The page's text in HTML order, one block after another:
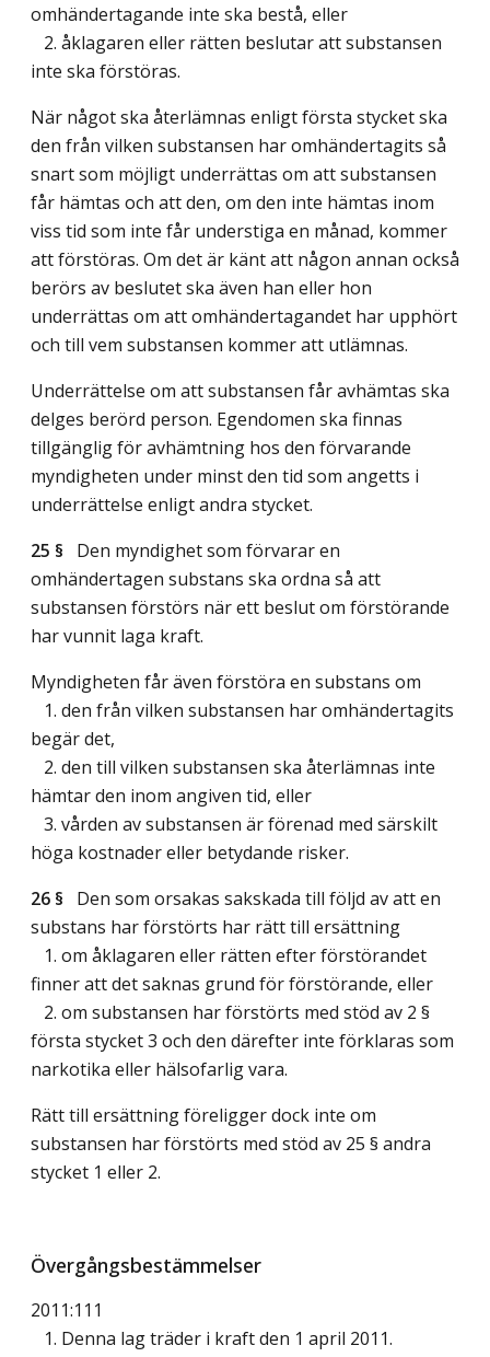
omhändertagande inte ska bestå, eller
2. åklagaren eller rätten beslutar att substansen
inte ska förstöras.
När något ska återlämnas enligt första stycket ska
den från vilken substansen har omhändertagits så
snart som möjligt underrättas om att substansen
får hämtas och att den, om den inte hämtas inom
viss tid som inte får understiga en månad, kommer
att förstöras. Om det är känt att någon annan också
berörs av beslutet ska även han eller hon
underrättas om att omhändertagandet har upphört
och till vem substansen kommer att utlämnas.
Underrättelse om att substansen får avhämtas ska
delges berörd person. Egendomen ska finnas
tillgänglig för avhämtning hos den förvarande
myndigheten under minst den tid som angetts i
underrättelse enligt andra stycket.
25 § Den myndighet som förvarar en
omhändertagen substans ska ordna så att
substansen förstörs när ett beslut om förstörande
har vunnit laga kraft.
Myndigheten får även förstöra en substans om
1. den från vilken substansen har omhändertagits
begär det,
2. den till vilken substansen ska återlämnas inte
hämtar den inom angiven tid, eller
3. vården av substansen är förenad med särskilt
höga kostnader eller betydande risker.
26 § Den som orsakas sakskada till följd av att en
substans har förstörts har rätt till ersättning
1. om åklagaren eller rätten efter förstörandet
finner att det saknas grund för förstörande, eller
2. om substansen har förstörts med stöd av 2 §
första stycket 3 och den därefter inte förklaras som
narkotika eller hälsofarlig vara.
Rätt till ersättning föreligger dock inte om
substansen har förstörts med stöd av 25 § andra
stycket 1 eller 2.
Övergångsbestämmelser
2011:111
1. Denna lag träder i kraft den 1 april 2011.